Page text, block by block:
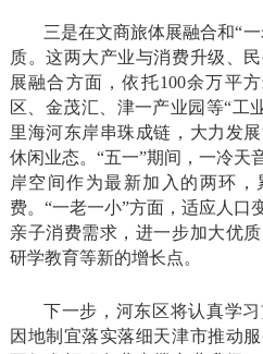
三是在文商旅体展融合和“
质。这两大产业与消费升级、
展融合方面，依托100余万平
区、金茂汇、津一产业园等“工
里海河东岸串珠成链，大力发
休闲业态。“五一”期间，一冷天
岸空间作为最新加入的两环，
费。“一老一小”方面，适应人口
亲子消费需求，进一步加大优
研学教育等新的增长点。
下一步，河东区将认真学
因地制宜落实落细天津市推动